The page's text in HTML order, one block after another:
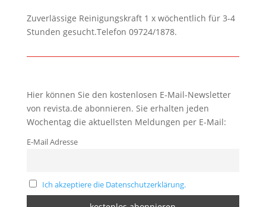
Zuverlässige Reinigungskraft 1 x wöchentlich für 3-4
Stunden gesucht.Telefon 09724/1878.
Hier können Sie den kostenlosen E-Mail-Newsletter
von revista.de abonnieren. Sie erhalten jeden
Wochentag die aktuellsten Meldungen per E-Mail:
E-Mail Adresse
Ich akzeptiere die Datenschutzerklärung.